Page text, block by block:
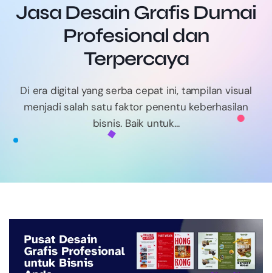
Jasa Desain Grafis Dumai
Profesional dan
Terpercaya
Di era digital yang serba cepat ini, tampilan visual
menjadi salah satu faktor penentu keberhasilan
bisnis. Baik untuk...